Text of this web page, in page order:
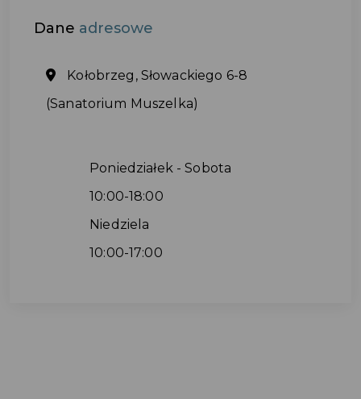
Dane adresowe
Kołobrzeg, Słowackiego 6-8
(Sanatorium Muszelka)
Poniedziałek - Sobota
10:00-18:00
Niedziela
10:00-17:00